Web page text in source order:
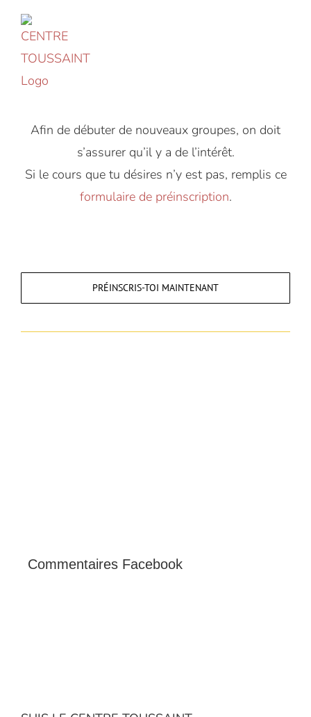
Accéder
contenu
Afin de débuter de nouveaux groupes, on doit
s’assurer qu’il y a de l’intérêt.
Si le cours que tu désires n’y est pas, remplis ce
formulaire de préinscription.
PRÉINSCRIS-TOI MAINTENANT
Commentaires Facebook